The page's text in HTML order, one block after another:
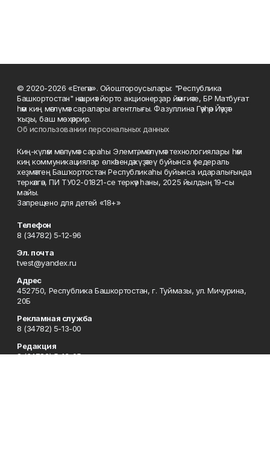
© 2020-2026 «Етегән». Ойоштороусылары: "Республика
Башкортостан" нәшриәт йорто акционерҙар йәмғиәте, БР Матбуғат
һәм киң мәғлүмәт саралары агентлығы. Фазуллина Гәүһәр Йәүҙәт
ҡыҙы, баш мөхәррир.
Об использовании персональных данных
Киң-күләм мәғлүмәт сараһы Элемтә, мәғлүмәт технологиялары һәм
киң коммуникациялар өлкәһендә күҙәтеү буйынса федераль
хеҙмәттең Башҡортостан Республикаһы буйынса идаралығында
теркәлгән, ПИ ТУ02-01821-се теркәү һаны, 2025 йылдың 19-сы
майы.
Запрещено для детей «18+»
Телефон
8 (34782) 5-12-96
Эл. почта
tvest@yandex.ru
Адрес
452750, Республика Башкортостан, г. Туймазы, ул. Мичурина,
20Б
Рекламная служба
8 (34782) 5-13-00
Редакция
8 (34782) 5-13-05